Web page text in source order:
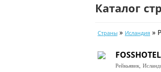
Каталог
Страны » Исландия »
Рейкьявик,